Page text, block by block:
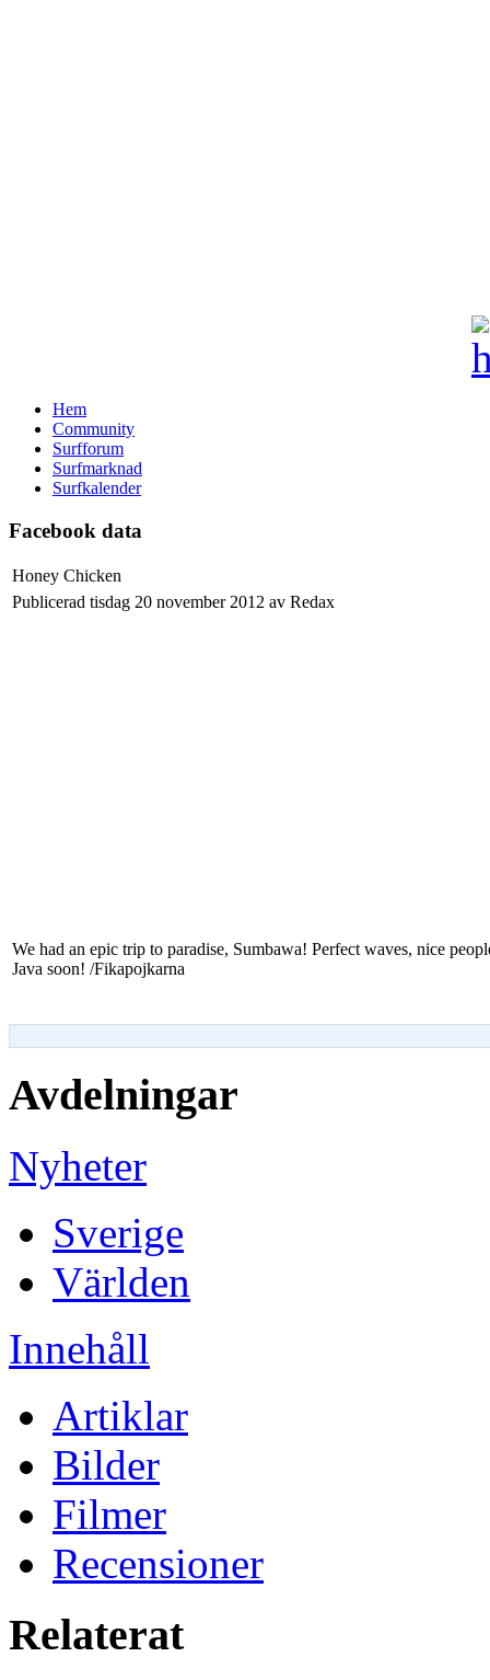
Hem
Community
Surfforum
Surfmarknad
Surfkalender
Facebook data
Honey Chicken
Publicerad tisdag 20 november 2012 av Redax
We had an epic trip to paradise, Sumbawa! Perfect waves, nice
Java soon! /Fikapojkarna
Avdelningar
Nyheter
Sverige
Världen
Innehåll
Artiklar
Bilder
Filmer
Recensioner
Relaterat